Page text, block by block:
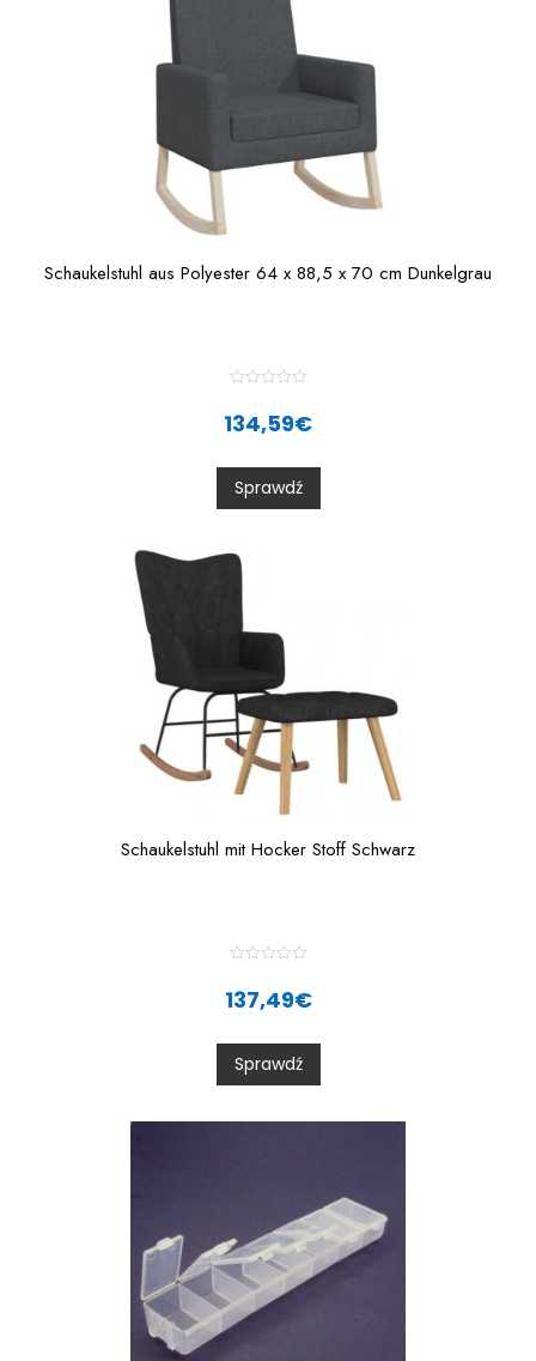
Schaukelstuhl aus Polyester 64 x 88,5 x 70 cm Dunkelgrau
0
o
u
t
5
134,59€
Sprawdź
Schaukelstuhl mit Hocker Stoff Schwarz
0
o
u
t
137,49€
Sprawdź